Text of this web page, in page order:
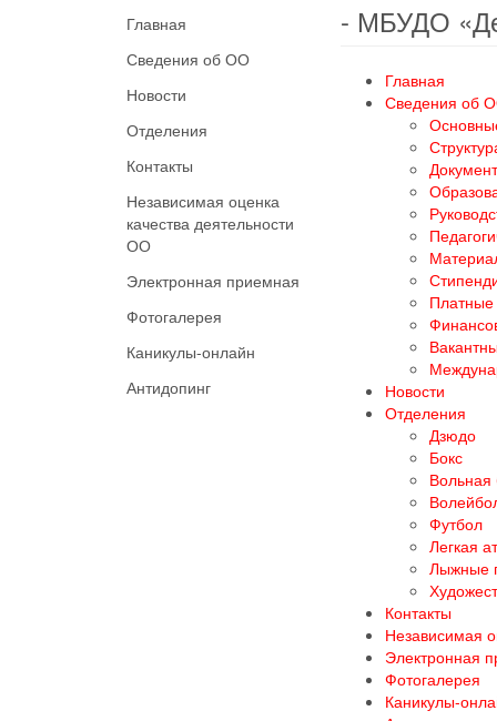
Главная
Сведения об ОО
Новости
Отделения
Контакты
Независимая оценка
качества деятельности
ОО
Электронная приемная
Фотогалерея
Каникулы-онлайн
Антидопинг
- МБУДО
Главная
Сведения об
Платные
Новости
Отделения
Дзюдо
Бокс
Вольная
Футбол
Легкая
Лыжные
Контакты
Независимая
Электронная
Фотогалерея
Каникулы-